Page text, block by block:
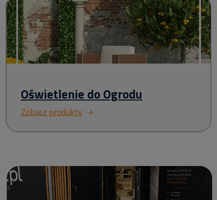
Oświetlenie do Ogrodu
Zobacz produkty